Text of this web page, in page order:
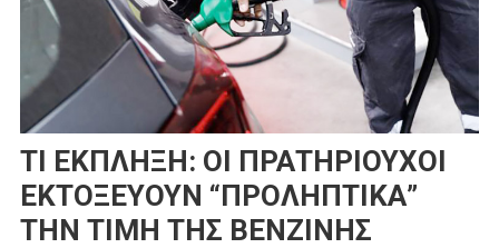
ΤΙ ΕΚΠΛΗΞΗ: ΟΙ ΠΡΑΤΗΡΙΟΥΧΟΙ
ΕΚΤΟΞΕΥΟΥΝ “ΠΡΟΛΗΠΤΙΚΑ”
ΤΗΝ ΤΙΜΗ ΤΗΣ ΒΕΝΖΙΝΗΣ